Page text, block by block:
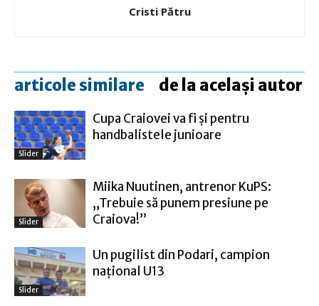
Cristi Pătru
articole similare de la același autor
Slider
Cupa Craiovei va fi şi pentru
handbalistele junioare
Slider
Miika Nuutinen, antrenor KuPS:
„Trebuie să punem presiune pe
Craiova!”
Slider
Un pugilist din Podari, campion
naţional U13